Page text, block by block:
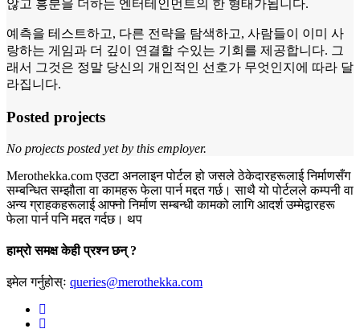
않고 흥분을 더하는 엔터테인먼트의 한 형태가됩니다.
예측을 테스트하고, 다른 전략을 탐색하고, 사람들이 이미 사
랑하는 게임과 더 깊이 연결할 수있는 기회를 제공합니다. 그
래서 그것은 정말 당신의 개인적인 선호가 무엇인지에 따라 달
라집니다.
Posted projects
No projects posted yet by this employer.
Merothekka.com एउटा अनलाइन पोर्टल हो जसले ठेकेदारहरूलाई निर्माणसँग
सम्बन्धित सम्झौता वा कामहरू फेला पार्न मद्दत गर्छ। साथै यो पोर्टलले कम्पनी वा
अन्य ग्राहकहरूलाई आफ्नो निर्माण सम्बन्धी कामको लागि आदर्श उम्मेद्वारहरू
फेला पार्न पनि मद्दत गर्दछ। थप
हाम्रो समक्ष केही प्रश्न छन् ?
इमेल गर्नुहोस्ः queries@merothekka.com